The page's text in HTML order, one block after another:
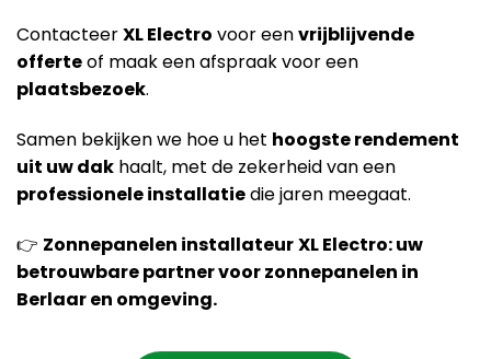
ContacteerXL Electro voor eenvrijblijvende
offerteof maak een afspraak voor een
plaatsbezoek.
Samen bekijken we hoe u het hoogste rendement
uit uw dak haalt, met de zekerheid van een
professionele installatiedie jaren meegaat.
👉 Zonnepanelen installateurXL Electro: uw
betrouwbare partner voor zonnepanelen in
Berlaar en omgeving.